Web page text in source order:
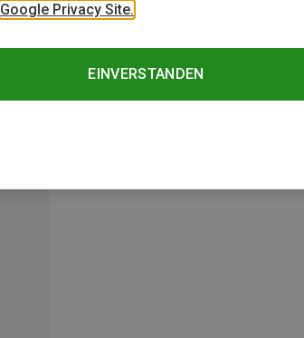
Google Privacy Site.
EINVERSTANDEN